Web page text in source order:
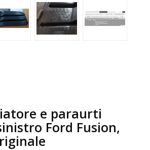
e paraurti
Ford Fusion,